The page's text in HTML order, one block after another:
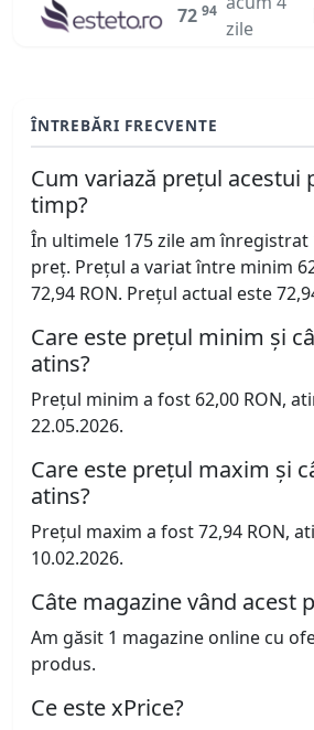
72 94
zile
ÎNTREBĂRI FRECVENTE
Cum variază prețul acestui
timp?
În ultimele 175 zile am înregistrat
preț. Prețul a variat între minim
72,94 RON. Prețul actual este
Care este prețul minim și
atins?
Prețul minim a fost 62,00 RON,
22.05.2026.
Care este prețul maxim și
atins?
Prețul maxim a fost 72,94 RON,
10.02.2026.
Câte magazine vând acest
Am găsit 1 magazine online cu
produs.
Ce este xPrice?